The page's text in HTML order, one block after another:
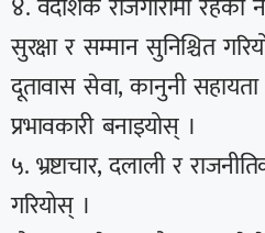
सुरक्षा र सम्मान सुनिश्चित
दूतावास सेवा, कानुनी
प्रभावकारी बनाइयोस् ।
५. भ्रष्टाचार, दलाली र
गरियोस् ।